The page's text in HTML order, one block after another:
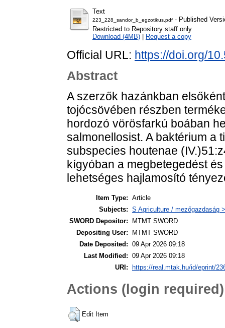
Text
223_228_sandor_b_egzotikus.pdf - Published
Restricted to Repository staff only
Download (4MB)
Request a copy
Official URL: https://doi.org/
Abstract
A szerzők hazánkban
tojócsövében részben
hordozó vörösfarkú boában
salmonellosist. A baktérium a
subspecies houtenae
kígyóban a megbetegedést
lehetséges hajlamosító
Item Type: Article
Subjects: S Agriculture / mezőgazdaság
SWORD Depositor:
MTMT SWORD
Depositing User:
MTMT SWORD
Date Deposited: 09 Apr 2026 09:18
Last Modified: 09 Apr 2026 09:18
URI:
https://real.mtak.hu/id/eprint/
Actions (login required)
Edit Item